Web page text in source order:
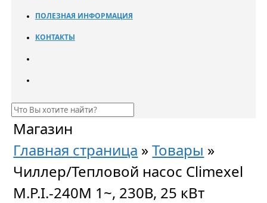
ПОЛЕЗНАЯ ИНФОРМАЦИЯ
КОНТАКТЫ
Магазин
Главная страница »Товары »
Чиллер/Тепловой насос Climexel
M.P.I.-240M 1~, 230В, 25 кВт